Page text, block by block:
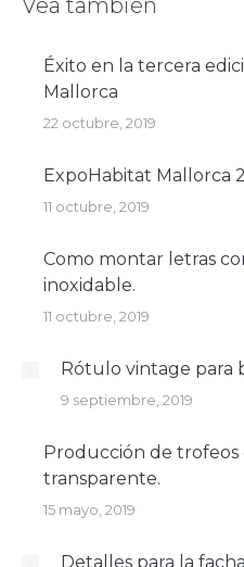
Éxito en la tercera
Mallorca
22 octubre, 2019
ExpoHabitat Mallorca
11 octubre, 2019
Como montar letras
inoxidable.
11 octubre, 2019
Rótulo vintage para
9 septiembre, 2019
Producción de
transparente.
15 mayo, 2019
Detalles para la